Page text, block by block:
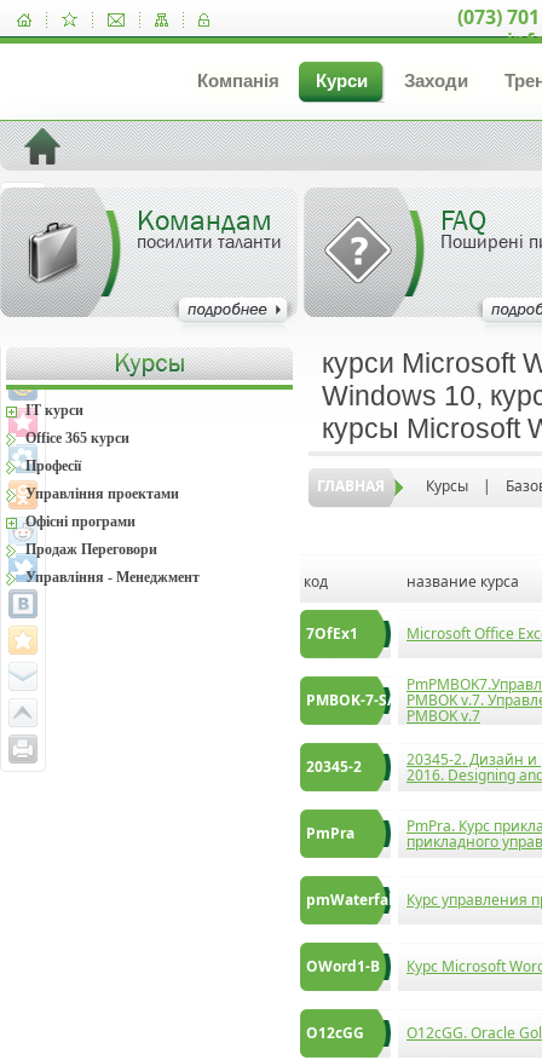
(073)
Компанія Курси Заходи
Командам
посилити таланти
FAQ
Поширені
курси Microsoft
Windows 10,
курсы Microsoft
ГЛАВНАЯ Курсы |
код название курса
7OfEx1 Microsoft Office
PMBOK-7-SA PMBOK v.7.
PMBOK v.7
20345-2 20345-2. Дизайн и
2016. Designing
PmPra PmPra. Курс
прикладного
pmWaterfall Курс управления
OWord1-B Курс Microsoft
O12cGG O12cGG. Oracle
IT курси
Office 365 курси
Професії
Управління проектами
Офісні програми
Продаж Переговори
Управління - Менеджмент